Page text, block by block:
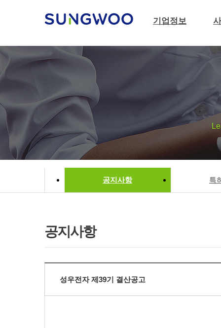
기업정보
공지사항 특
공지사항
성우전자 제39기 결산공고